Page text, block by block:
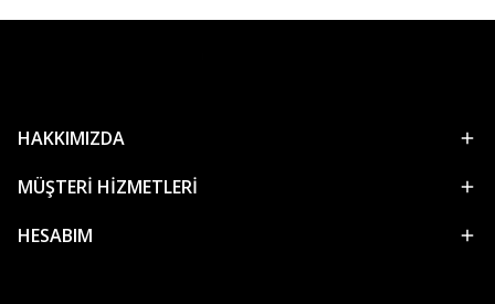
HAKKIMIZDA
MÜŞTERİ HİZMETLERİ
HESABIM